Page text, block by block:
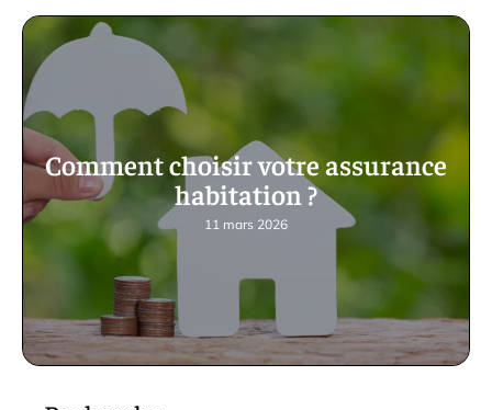
Comment choisir votre assurance
habitation ?
11 mars 2026